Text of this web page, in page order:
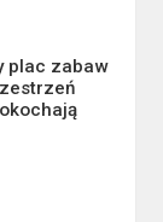
plac zabaw